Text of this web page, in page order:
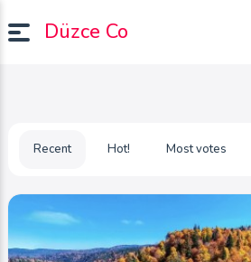
Düzce Co
Recent Hot! Most votes